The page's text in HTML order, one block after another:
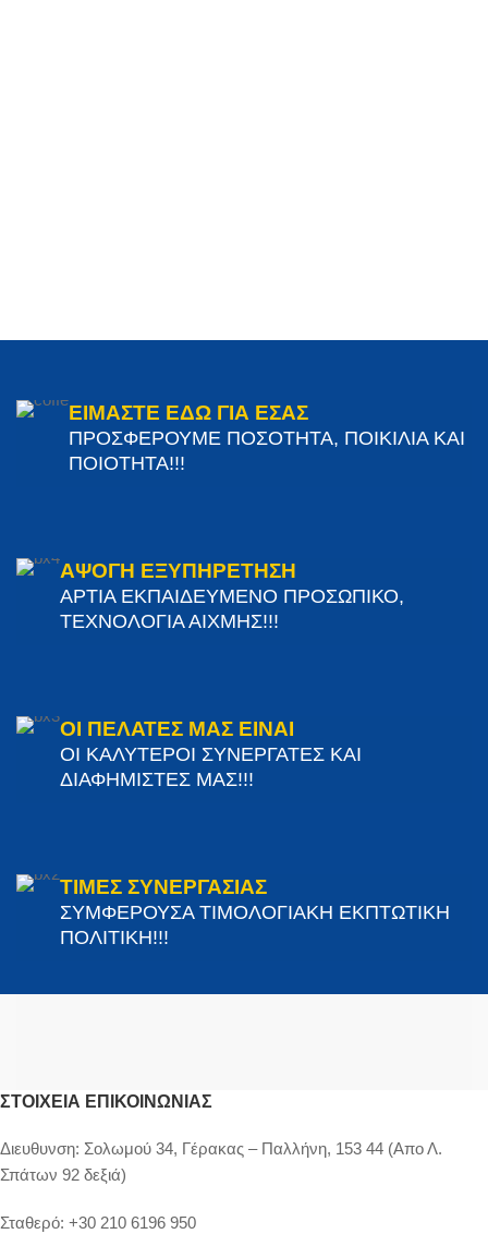
ΕΙΜΑΣΤΕ ΕΔΩ ΓΙΑ ΕΣΑΣ
ΠΡΟΣΦΕΡΟΥΜΕ ΠΟΣΟΤΗΤΑ, ΠΟΙΚΙΛΙΑ ΚΑΙ
ΠΟΙΟΤΗΤΑ!!!
ΑΨΟΓΗ ΕΞΥΠΗΡΕΤΗΣΗ
ΑΡΤΙΑ ΕΚΠΑΙΔΕΥΜΕΝΟ ΠΡΟΣΩΠΙΚΟ,
ΤΕΧΝΟΛΟΓΙΑ ΑΙΧΜΗΣ!!!
ΟΙ ΠΕΛΑΤΕΣ ΜΑΣ ΕΙΝΑΙ
ΟΙ ΚΑΛΥΤΕΡΟΙ ΣΥΝΕΡΓΑΤΕΣ ΚΑΙ
ΔΙΑΦΗΜΙΣΤΕΣ ΜΑΣ!!!
ΤΙΜΕΣ ΣΥΝΕΡΓΑΣΙΑΣ
ΣΥΜΦΕΡΟΥΣΑ ΤΙΜΟΛΟΓΙΑΚΗ ΕΚΠΤΩΤΙΚΗ
ΠΟΛΙΤΙΚΗ!!!
ΣΤΟΙΧΕΊΑ ΕΠΙΚΟΙΝΩΝΊΑΣ
Διευθυνση: Σολωμού 34, Γέρακας – Παλλήνη, 153 44 (Απο Λ.
Σπάτων 92 δεξιά)
Σταθερό: +30 210 6196 950